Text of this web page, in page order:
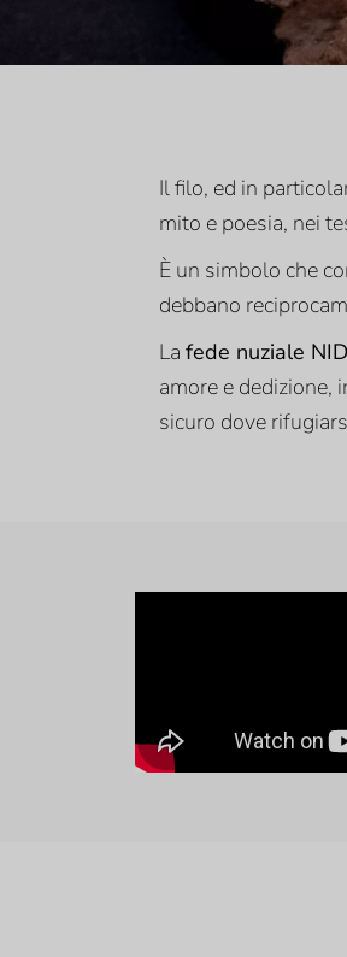
Il filo, ed in
mito e poesia, nei
È un simbolo che
debbano
La fede nuziale
amore e dedizione,
sicuro dove